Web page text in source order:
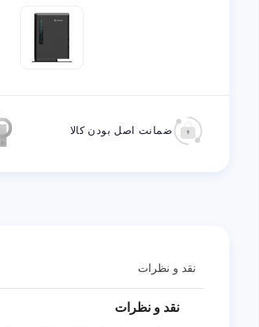
ضمانت اصل بودن کالا
نقد و نظرات
نقد و نظرات